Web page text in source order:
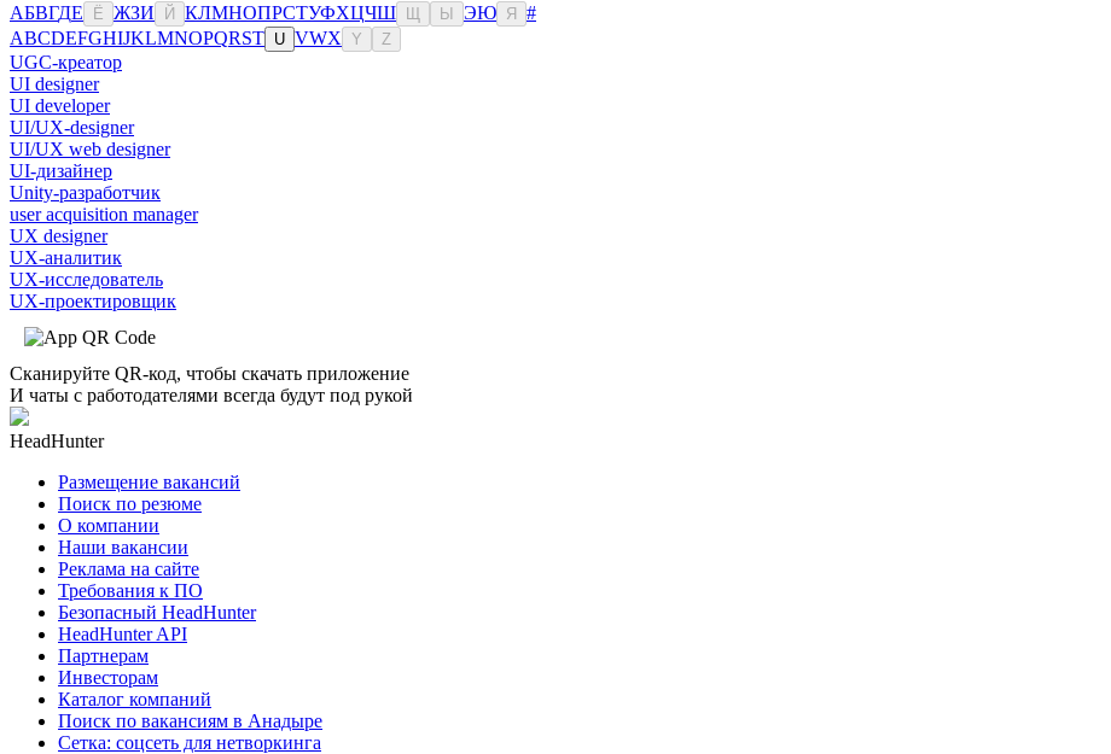
АБВГДЕ Ё ЖЗИ Й КЛМНОПРСТУФХЦЧШ Ы ЭЮ Я
#
ABCDEFGHIJKLMNOPQRST U VWX Y Z
UGC-креатор
UI designer
UI developer
UI/UX-designer
UI/UX web designer
UI-дизайнер
Unity-разработчик
user acquisition manager
UX designer
UX-аналитик
UX-исследователь
UX-проектировщик
Сканируйте QR-код, чтобы скачать приложение
И чаты с работодателями всегда будут под рукой
HeadHunter
Размещение вакансий
Поиск по резюме
О компании
Наши вакансии
Реклама на сайте
Требования к ПО
Безопасный HeadHunter
HeadHunter API
Партнерам
Инвесторам
Каталог компаний
Поиск по вакансиям в Анадыре
Сетка: соцсеть для нетворкинга